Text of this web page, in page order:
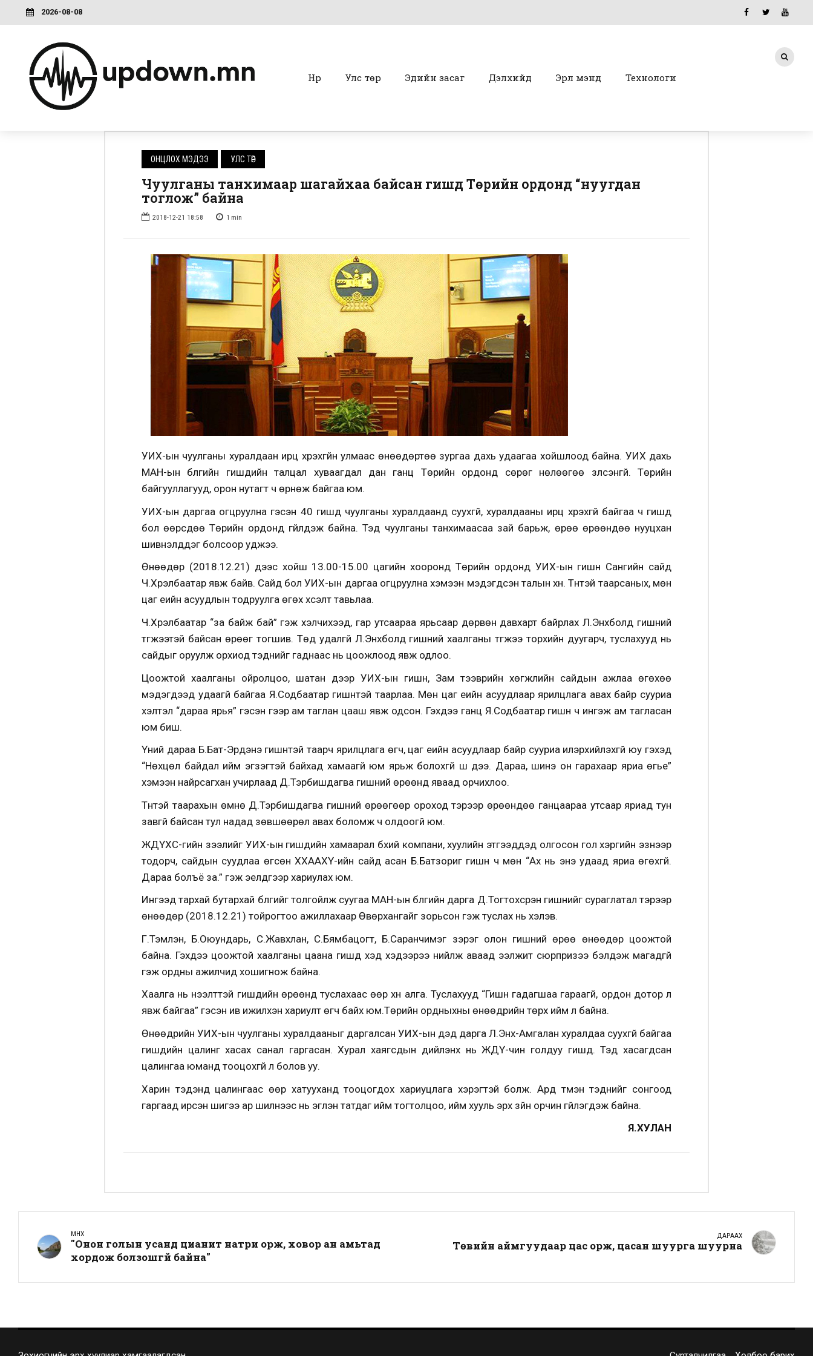
2026-08-08
Нүүр Улс төр Эдийн засаг Дэлхийд Эрүүл мэнд Технологи
ОНЦЛОХ МЭДЭЭ УЛС ТӨР
Чуулганы танхимаар шагайхаа байсан гишүүд Төрийн ордонд “нуугдан
тоглож” байна
2018-12-21 18:58 1 min
УИХ-ын чуулганы хуралдаан ирц хүрэхгүйн улмаас өнөөдөртөө зургаа дахь удаагаа хойшлоод байна. УИХ дахь
МАН-ын бүлгийн гишүүдийн талцал хуваагдал дан ганц Төрийн ордонд сөрөг нөлөөгөө үзүүлсэнгүй. Төрийн
байгууллагууд, орон нутагт ч өрнөж байгаа юм.
УИХ-ын даргаа огцруулна гэсэн 40 гишүүд чуулганы хуралдаанд суухгүй, хуралдааны ирц хүрэхгүй байгаа ч гишүүд
бол өөрсдөө Төрийн ордонд гүйлдэж байна. Тэд чуулганы танхимаасаа зай барьж, өрөө өрөөндөө нууцхан
шивнэлддэг болсоор уджээ.
Өнөөдөр (2018.12.21) үдээс хойш 13.00-15.00 цагийн хооронд Төрийн ордонд УИХ-ын гишүүн Сангийн сайд
Ч.Хүрэлбаатар явж байв. Сайд бол УИХ-ын даргаа огцруулна хэмээн мэдэгдсэн талын хүн. Түүнтэй таарсаных, мөн
цаг үеийн асуудлын тодруулга өгөх хүсэлт тавьлаа.
Ч.Хүрэлбаатар “за байж бай” гэж хэлчихээд, гар утсаараа ярьсаар дөрвөн давхарт байрлах Л.Энхболд гишүүний
түгжээтэй байсан өрөөг тогшив. Төд удалгүй Л.Энхболд гишүүний хаалганы түгжээ торхийн дуугарч, туслахууд нь
сайдыг оруулж орхиод тэднийг гаднаас нь цоожлоод явж одлоо.
Цоожтой хаалганы ойролцоо, шатан дээр УИХ-ын гишүүн, Зам тээврийн хөгжлийн сайдын ажлаа өгөхөө
мэдэгдээд удаагүй байгаа Я.Содбаатар гишүүнтэй таарлаа. Мөн цаг үеийн асуудлаар ярилцлага авах байр сууриа
хэлтэл “дараа ярья” гэсэн үгээр ам таглан цааш явж одсон. Гэхдээ ганц Я.Содбаатар гишүүн ч ингэж ам тагласан
юм биш.
Үүний дараа Б.Бат-Эрдэнэ гишүүнтэй таарч ярилцлага өгч, цаг үеийн асуудлаар байр сууриа илэрхийлэхгүй юу гэхэд
“Нөхцөл байдал ийм эгзэгтэй байхад хамаагүй юм ярьж болохгүй шүү дээ. Дараа, шинэ он гарахаар яриа өгье”
хэмээн найрсагхан учирлаад Д.Тэрбишдагва гишүүний өрөөнд яваад орчихлоо.
Түүнтэй таарахын өмнө Д.Тэрбишдагва гишүүний өрөөгөөр ороход тэрээр өрөөндөө ганцаараа утсаар яриад тун
завгүй байсан тул надад зөвшөөрөл авах боломж ч олдоогүй юм.
ЖДҮХС-гийн зээлийг УИХ-ын гишүүдийн хамаарал бүхий компани, хуулийн этгээдүүдэд олгосон гол хэргийн эзнээр
тодорч, сайдын суудлаа өгсөн ХХААХҮ-ийн сайд асан Б.Батзориг гишүүн ч мөн “Ах нь энэ удаад яриа өгөхгүй.
Дараа болъё за.” гэж эелдгээр хариулах юм.
Ингээд тархай бутархай бүлгийг толгойлж суугаа МАН-ын бүлгийн дарга Д.Тогтохсүрэн гишүүнийг сураглатал тэрээр
өнөөдөр (2018.12.21) тойрогтоо ажиллахаар Өвөрхангайг зорьсон гэж туслах нь хэлэв.
Г.Тэмүүлэн, Б.Оюундарь, С.Жавхлан, С.Бямбацогт, Б.Саранчимэг зэрэг олон гишүүний өрөө өнөөдөр цоожтой
байна. Гэхдээ цоожтой хаалганы цаана гишүүд хэд хэдээрээ нийлж аваад ээлжит сюрпризээ бэлдэж магадгүй
гэж ордны ажилчид хошигнож байна.
Хаалга нь нээлттэй гишүүдийн өрөөнд туслахаас өөр хүн алга. Туслахууд “Гишүүн гадагшаа гараагүй, ордон дотор л
явж байгаа” гэсэн ив ижилхэн хариулт өгч байх юм.Төрийн ордныхны өнөөдрийн төрх ийм л байна.
Өнөөдрийн УИХ-ын чуулганы хуралдааныг даргалсан УИХ-ын дэд дарга Л.Энх-Амгалан хуралдаа суухгүй байгаа
гишүүдийн цалинг хасах санал гаргасан. Хурал хаягсдын дийлэнх нь ЖДҮ-чин голдуу гишүүд. Тэд хасагдсан
цалингаа юманд тооцохгүй л болов уу.
Харин тэдэнд цалингаас өөр хатууханд тооцогдох хариуцлага хэрэгтэй болж. Ард түмэн тэднийг сонгоод
гаргаад ирсэн шигээ ар шилнээс нь эгүүлэн татдаг ийм тогтолцоо, ийм хууль эрх зүйн орчин үгүйлэгдэж байна.
Я.ХУЛАН
ӨМНӨХ
"Онон голын усанд цианит натри орж, ховор ан амьтад
хордож болзошгүй байна"
ДАРААХ
Төвийн аймгуудаар цас орж, цасан шуурга шуурна